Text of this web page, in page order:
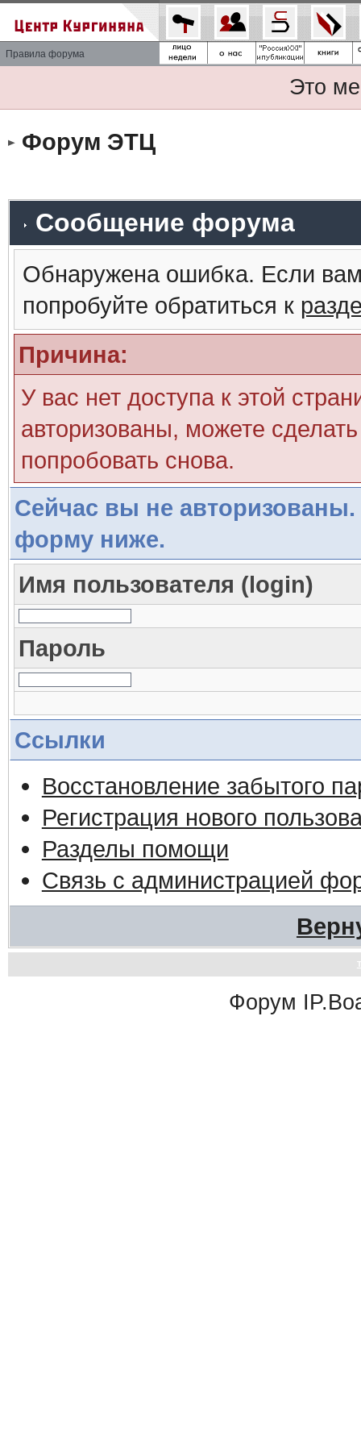
Правила форума
Это
Форум ЭТЦ
Сообщение форума
Обнаружена ошибка. Если
попробуйте обратиться к
Причина:
У вас нет доступа к этой
авторизованы, можете
попробовать снова.
Сейчас вы не авторизованы.
форму ниже.
Имя пользователя (login)
Пароль
Ссылки
Восстановление забытого
Регистрация нового
Разделы помощи
Связь с администрацией
Форум